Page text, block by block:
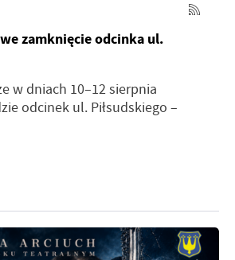
zamknięcie odcinka ul.
w dniach 10–12 sierpnia
odcinek ul. Piłsudskiego –